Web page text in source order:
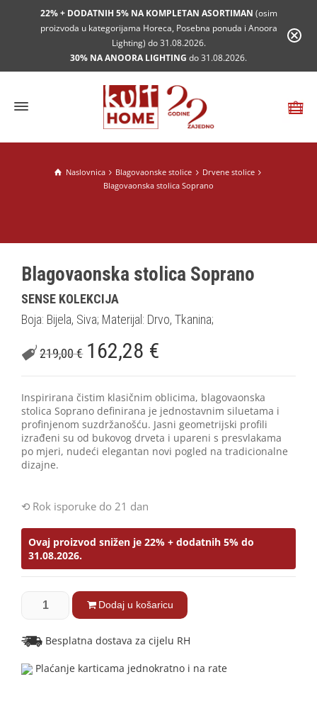
22% + DODATNIH 5% NA KOMPLETAN ASORTIMAN (osim
proizvoda u kategorijama Horeca, Posebna ponuda i Anoora
Lighting) do 31.08.2026.
30% NA ANOORA LIGHTING do 31.08.2026.
Naslovnica Blagovaonske stolice
Drvene stolice
Blagovaonska stolica Soprano
Blagovaonska stolica Soprano
SENSE KOLEKCIJA
Boja: Bijela, Siva; Materijal: Drvo, Tkanina;
219,00€ 162,28 €
Inspirirana čistim klasičnim oblicima, blagovaonska
stolica Soprano definirana je jednostavnim siluetama i
profinjenom suzdržanošću. Jasni geometrijski profili
izrađeni su od bukovog drveta i upareni s presvlakama
po mjeri, nudeći elegantan novi pogled na tradicionalne
dizajne.
Rok isporuke do 21 dan
Ovaj proizvod snižen je 22% + dodatnih 5% do
31.08.2026.
Dodaj u košaricu
Besplatna dostava za cijelu RH
Plaćanje karticama jednokratno i na rate